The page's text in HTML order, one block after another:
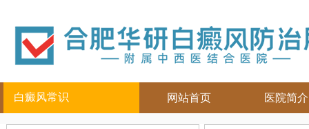
白癜风常识 网站首页 医院简介